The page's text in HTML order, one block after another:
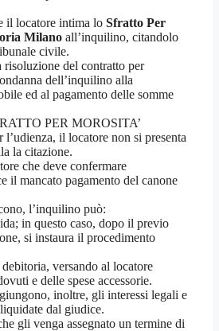
il locatore intima lo Sfratto Per
Milano all’inquilino, citandolo
civile.
risoluzione del contratto per
dell’inquilino alla
ed al pagamento delle somme
PER MOROSITA’
l’udienza, il locatore non si presenta
la citazione.
che deve confermare
il mancato pagamento del canone
l’inquilino può:
in questo caso, dopo il previo
si instaura il procedimento
versando al locatore
e delle spese accessorie.
inoltre, gli interessi legali e
dal giudice.
gli venga assegnato un termine di